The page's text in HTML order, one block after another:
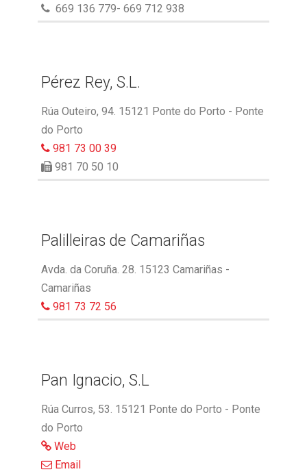
669 136 779- 669 712 938
Pérez Rey, S.L.
Rúa Outeiro, 94. 15121 Ponte do Porto - Ponte
do Porto
981 73 00 39
981 70 50 10
Palilleiras de Camariñas
Avda. da Coruña. 28. 15123 Camariñas -
Camariñas
981 73 72 56
Pan Ignacio, S.L
Rúa Curros, 53. 15121 Ponte do Porto - Ponte
do Porto
Web
Email